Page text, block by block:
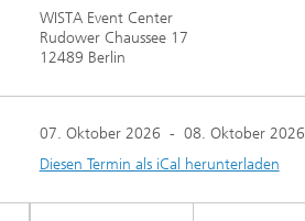
WISTA Event Center
Rudower Chaussee 17
12489 Berlin
07. Oktober 2026 - 08. Oktober 2026
Diesen Termin als iCal herunterladen